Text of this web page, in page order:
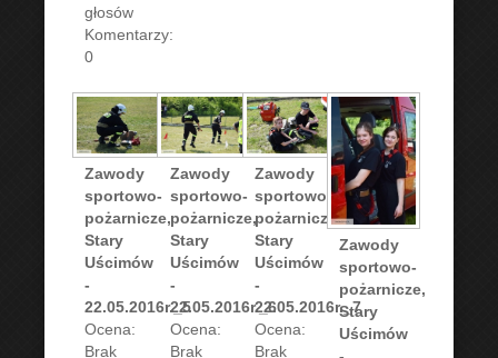
głosów
Komentarzy:
0
Zawody
sportowo-
pożarnicze,
Stary
Uścimów
-
22.05.2016r._5
Ocena:
Brak
Zawody
sportowo-
pożarnicze,
Stary
Uścimów
-
22.05.2016r._6
Ocena:
Brak
Zawody
sportowo-
pożarnicze,
Stary
Uścimów
-
22.05.2016r._7
Ocena:
Brak
Zawody
sportowo-
pożarnicze,
Stary
Uścimów